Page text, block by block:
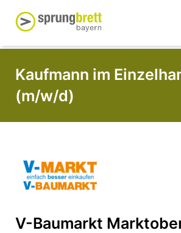
Kaufmann im
(m/w/d)
V-Baumarkt